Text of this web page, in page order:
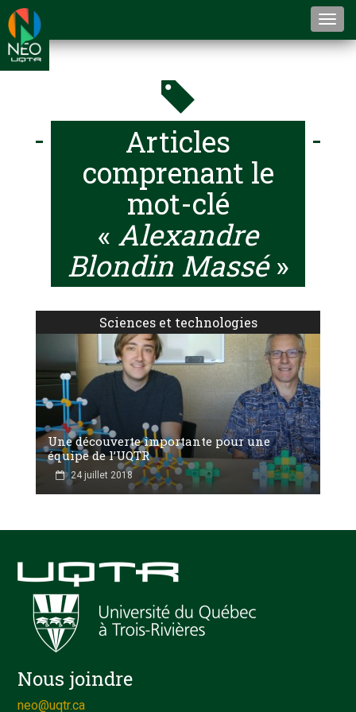
Articles
comprenant le
mot-clé
« Alexandre
Blondin Massé»
Sciences et technologies
Une découverte importante pour une
équipe de l’UQTR
24 juillet 2018
Nous joindre
neo@uqtr.ca